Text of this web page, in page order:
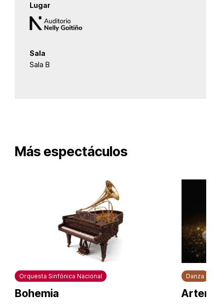
Lugar
Sala
Sala B
Más espectáculos
Orquesta Sinfónica Nacional
Bohemia
Danza
Artem